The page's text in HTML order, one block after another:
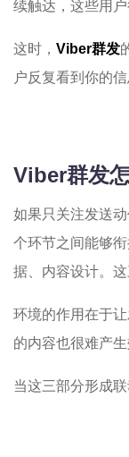
续触达，这些用
这时， Viber群发
户反复看到你的
Viber群发
如果只关注发送
个环节之间能够
据、内容设计。
环境的作用在于
的内容也很难产
当这三部分形成